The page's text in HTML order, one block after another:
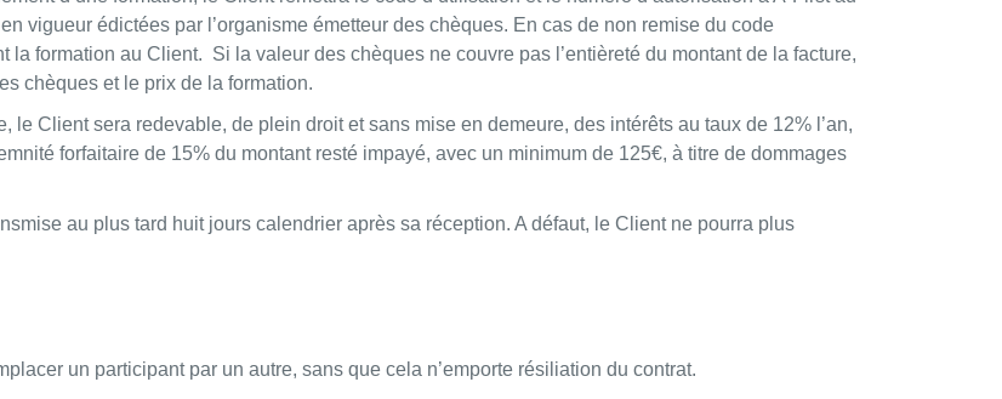
vigueur édictées par l’organisme émetteur des chèques. En cas de non remise du code
la formation au Client. Si la valeur des chèques ne couvre pas l’entièreté du montant de la facture,
chèques et le prix de la formation.
le Client sera redevable, de plein droit et sans mise en demeure, des intérêts au taux de 12% l’an,
forfaitaire de 15% du montant resté impayé, avec un minimum de 125€, à titre de dommages
au plus tard huit jours calendrier après sa réception. A défaut, le Client ne pourra plus
un participant par un autre, sans que cela n’emporte résiliation du contrat.